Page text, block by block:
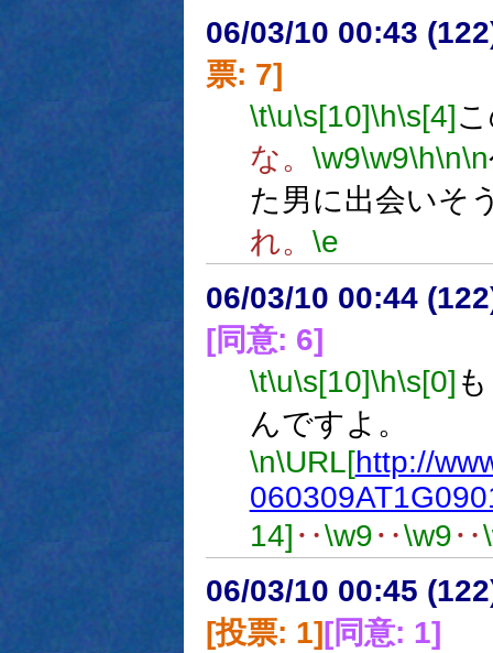
06/03/10 00:43
票: 7]
\t\u\s[10]\h\s[4]
な。 \w9\w9\h\n\n
た男に出会いそ
れ。 \e
06/03/10 00:44
[同意: 6]
\t\u\s[10]\h\s[0]
んですよ。
\n\URL[http://
14] ‥\w9‥\w9‥
06/03/10 00:45
[投票: 1][同意: 1]